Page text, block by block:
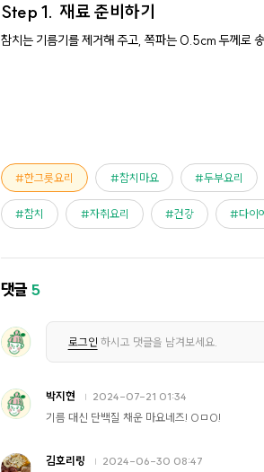
Step 1. 재료 준비하기
참치는 기름기를 제거해 주고, 쪽파는 0.5cm 두께로
한그릇요리 참치마요 두부요리
참치 자취요리 건강 다이
댓글5
로그인 하시고 댓글을 남겨보세요.
박지현 2024-07-21 01:34
기름 대신 단백질 채운 마요네즈! 0ㅁ0!
김호리링 2024-06-30 08:47